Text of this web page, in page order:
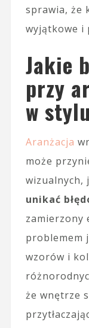
sprawia, że
wyjątkowe i
Jakie
przy
w
Aranżacja
może
wizualnych,
unikać
zamierzony
problemem
wzorów i
że wnętrze